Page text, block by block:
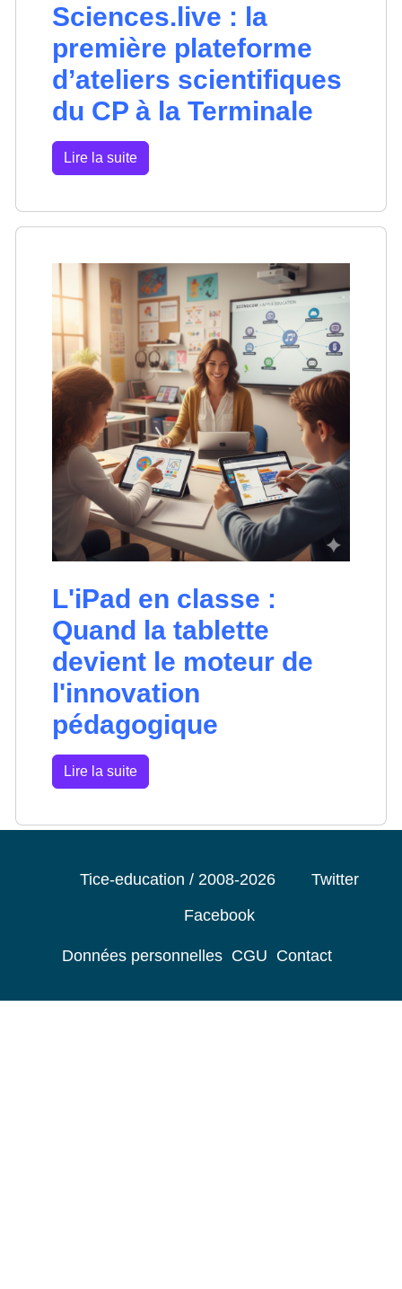
Sciences.live : la
première plateforme
d’ateliers scientifiques
du CP à la Terminale
Lire la suite
L'iPad en classe :
Quand la tablette
devient le moteur de
l'innovation
pédagogique
Lire la suite
Tice-education / 2008-2026
Twitter
Facebook
Données personnelles CGU Contact